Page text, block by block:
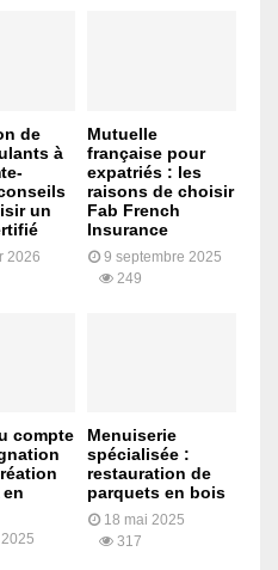
de
à
un
2026
Mutuelle
française pour
expatriés : les
raisons de choisir
Fab French
Insurance
9 septembre 2025
249
compte
en
Menuiserie
spécialisée :
restauration de
parquets en bois
18 mai 2025
317